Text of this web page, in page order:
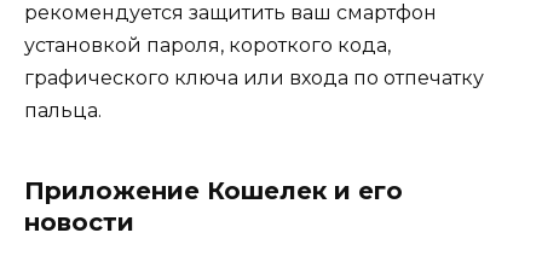
рекомендуется защитить ваш смартфон
установкой пароля, короткого кода,
графического ключа или входа по отпечатку
пальца.
Приложение Кошелек и его
новости